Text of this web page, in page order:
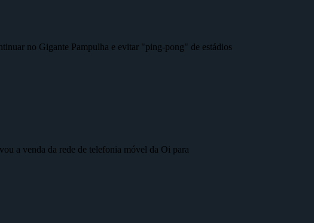
no Gigante Pampulha e evitar "ping-pong" de estádios
a venda da rede de telefonia móvel da Oi para